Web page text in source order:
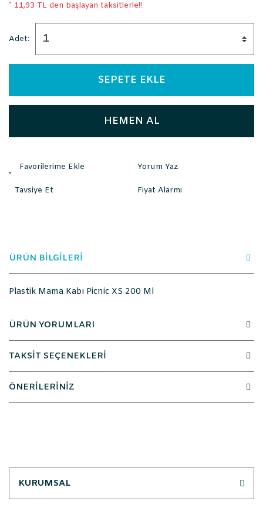
* 11,93 TL den başlayan taksitlerle!!
Adet:
SEPETE EKLE
HEMEN AL
Yorum Yaz
Tavsiye Et Fiyat Alarmı
ÜRÜN BİLGİLERİ
Plastik Mama Kabı Picnic XS 200 Ml
ÜRÜN YORUMLARI
TAKSİT SEÇENEKLERİ
ÖNERİLERİNİZ
KURUMSAL